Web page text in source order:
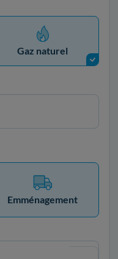
Gaz naturel
Emménagement